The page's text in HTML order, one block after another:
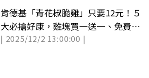
肯德基「青花椒脆雞」只要12元！５
大必搶好康，雞塊買一送一、免費送
蛋塔
| 2025/12/2 13:00:00 |